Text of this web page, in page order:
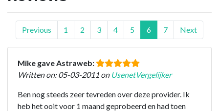
Previous 1 2 3 4 5 6 7 Next
Mike gave Astraweb:
Written on: 05-03-2011 on UsenetVergelijker
Ben nog steeds zeer tevreden over deze provider. Ik
heb het ooit voor 1 maand geprobeerd en had toen